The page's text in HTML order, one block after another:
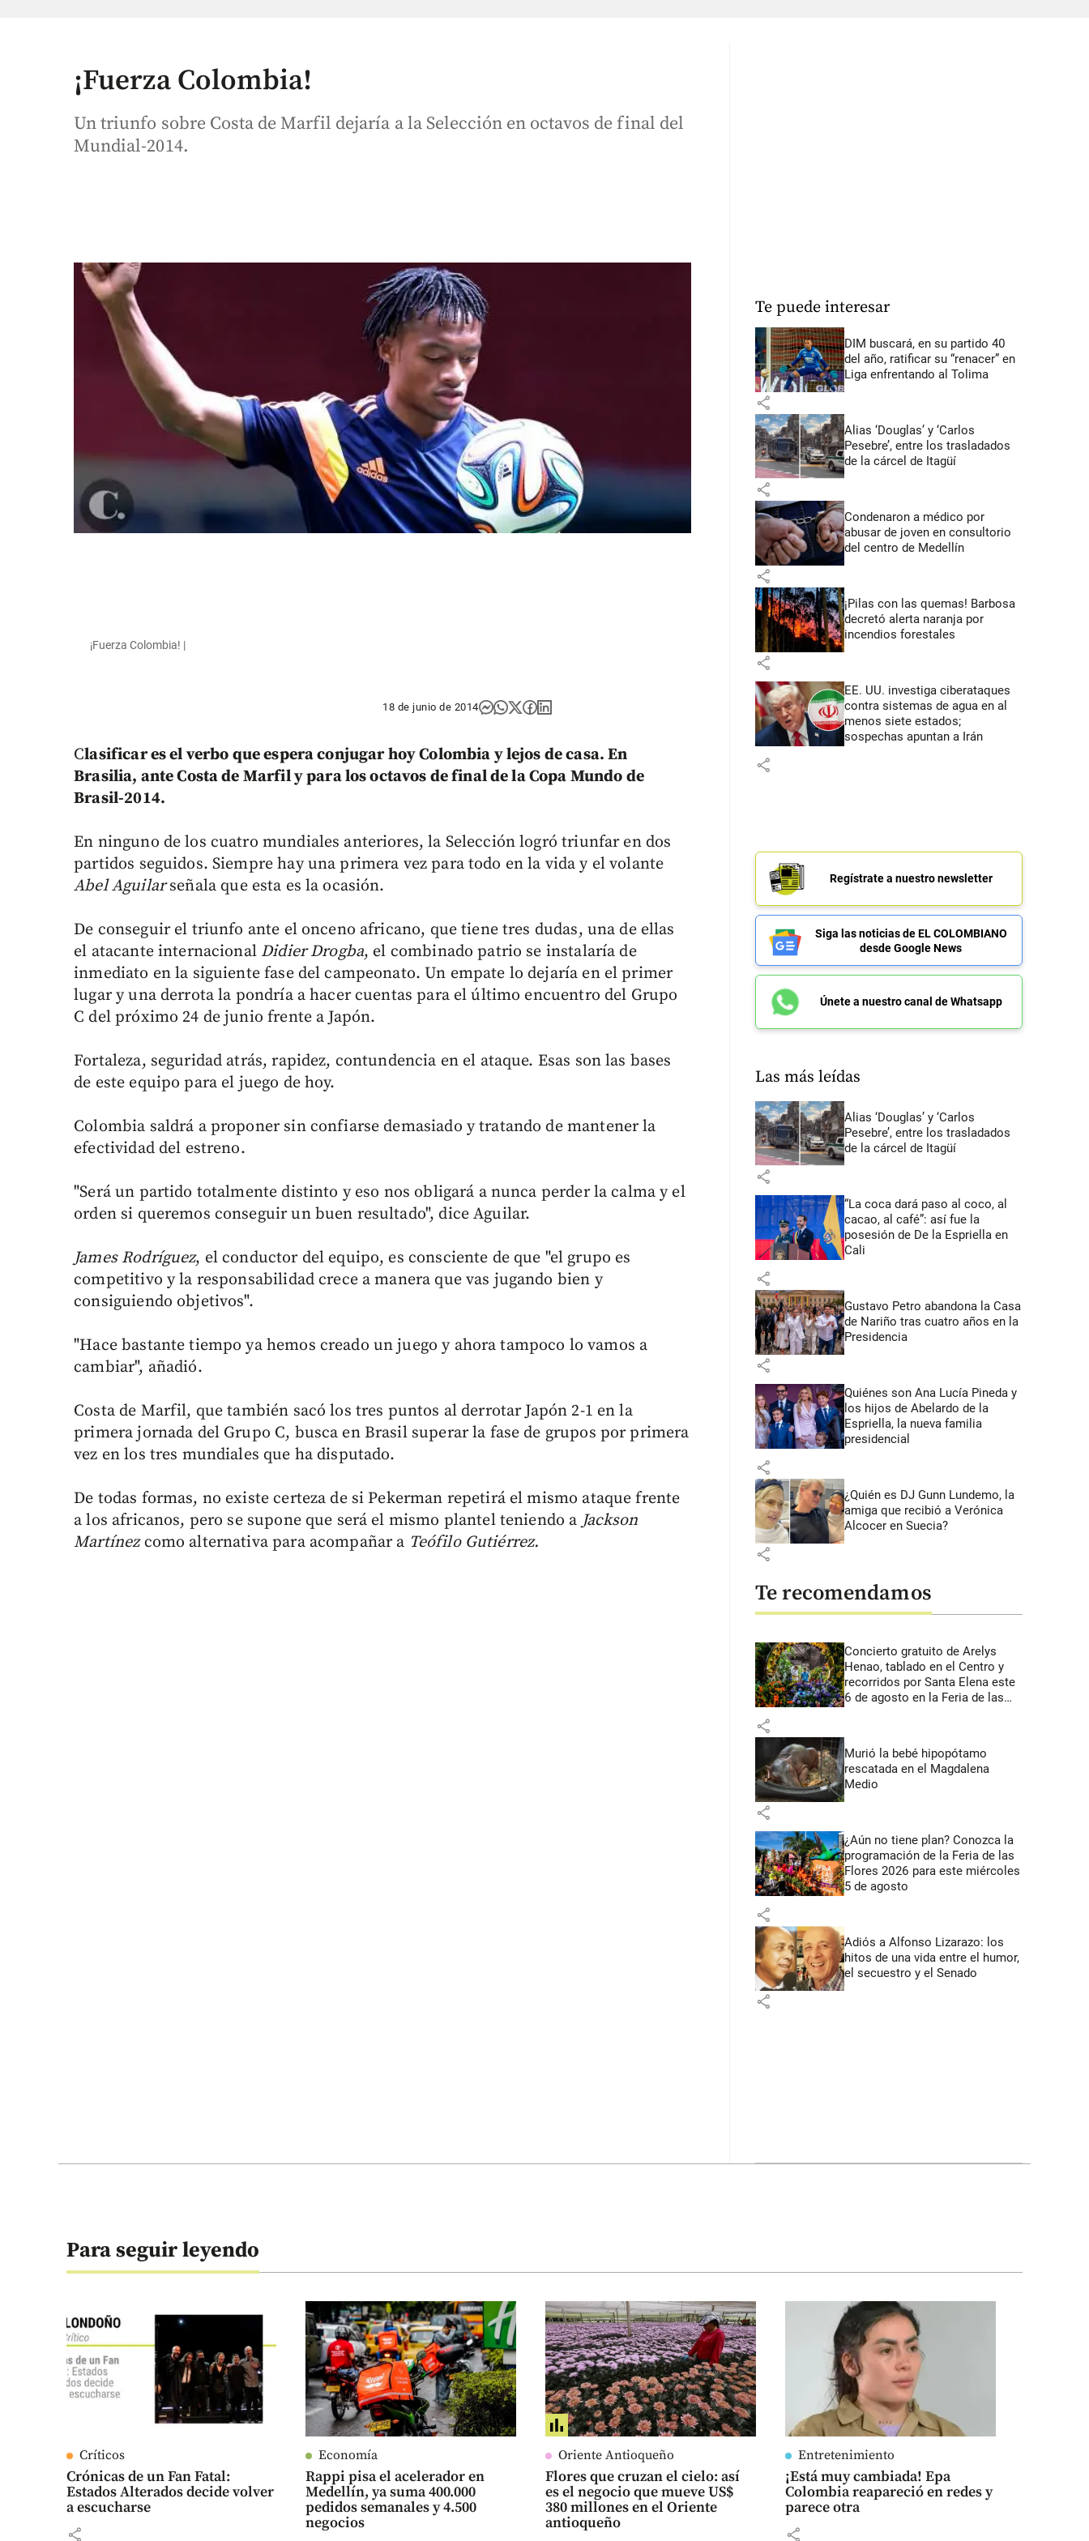
¡Fuerza Colombia!
Un triunfo sobre Costa de Marfil dejaría a la Selección en octavos de final del
Mundial-2014.
¡Fuerza Colombia! |
18 de junio de 2014
Clasificar es el verbo que espera conjugar hoy Colombia y lejos de casa. En
Brasilia, ante Costa de Marfil y para los octavos de final de la Copa Mundo de
Brasil-2014.
En ninguno de los cuatro mundiales anteriores, la Selección logró triunfar en dos
partidos seguidos. Siempre hay una primera vez para todo en la vida y el volante
Abel Aguilarseñala que esta es la ocasión.
De conseguir el triunfo ante el onceno africano, que tiene tres dudas, una de ellas
el atacante internacional Didier Drogba, el combinado patrio se instalaría de
inmediato en la siguiente fase del campeonato. Un empate lo dejaría en el primer
lugar y una derrota la pondría a hacer cuentas para el último encuentro del Grupo
C del próximo 24 de junio frente a Japón.
Fortaleza, seguridad atrás, rapidez, contundencia en el ataque. Esas son las bases
de este equipo para el juego de hoy.
Colombia saldrá a proponer sin confiarse demasiado y tratando de mantener la
efectividad del estreno.
"Será un partido totalmente distinto y eso nos obligará a nunca perder la calma y el
orden si queremos conseguir un buen resultado", dice Aguilar.
James Rodríguez, el conductor del equipo, es consciente de que "el grupo es
competitivo y la responsabilidad crece a manera que vas jugando bien y
consiguiendo objetivos".
"Hace bastante tiempo ya hemos creado un juego y ahora tampoco lo vamos a
cambiar", añadió.
Costa de Marfil, que también sacó los tres puntos al derrotar Japón 2-1 en la
primera jornada del Grupo C, busca en Brasil superar la fase de grupos por primera
vez en los tres mundiales que ha disputado.
De todas formas, no existe certeza de si Pekerman repetirá el mismo ataque frente
a los africanos, pero se supone que será el mismo plantel teniendo aJackson
Martínezcomo alternativa para acompañar a Teófilo Gutiérrez.
Te puede interesar
DIM buscará, en su partido 40
del año, ratificar su “renacer” en
Liga enfrentando al Tolima
share
Alias ‘Douglas’ y ‘Carlos
Pesebre’, entre los trasladados
de la cárcel de Itagüí
share
Condenaron a médico por
abusar de joven en consultorio
del centro de Medellín
share
¡Pilas con las quemas! Barbosa
decretó alerta naranja por
incendios forestales
share
EE. UU. investiga ciberataques
contra sistemas de agua en al
menos siete estados;
sospechas apuntan a Irán
share
Regístrate a nuestro newsletter
Siga las noticias de EL COLOMBIANO
desde Google News
Únete a nuestro canal de Whatsapp
Las más leídas
Alias ‘Douglas’ y ‘Carlos
Pesebre’, entre los trasladados
de la cárcel de Itagüí
share
“La coca dará paso al coco, al
cacao, al café”: así fue la
posesión de De la Espriella en
Cali
share
Gustavo Petro abandona la Casa
de Nariño tras cuatro años en la
Presidencia
share
Quiénes son Ana Lucía Pineda y
los hijos de Abelardo de la
Espriella, la nueva familia
presidencial
share
¿Quién es DJ Gunn Lundemo, la
amiga que recibió a Verónica
Alcocer en Suecia?
share
Te recomendamos
Concierto gratuito de Arelys
Henao, tablado en el Centro y
recorridos por Santa Elena este
6 de agosto en la Feria de las
share
Murió la bebé hipopótamo
rescatada en el Magdalena
Medio
share
¿Aún no tiene plan? Conozca la
programación de la Feria de las
Flores 2026 para este miércoles
5 de agosto
share
Adiós a Alfonso Lizarazo: los
hitos de una vida entre el humor,
el secuestro y el Senado
share
Para seguir leyendo
Críticos
Crónicas de un Fan Fatal:
Estados Alterados decide volver
a escucharse
share
Economía
Rappi pisa el acelerador en
Medellín, ya suma 400.000
pedidos semanales y 4.500
negocios
Oriente Antioqueño
Flores que cruzan el cielo: así
es el negocio que mueve US$
380 millones en el Oriente
antioqueño
Entretenimiento
¡Está muy cambiada! Epa
Colombia reapareció en redes y
parece otra
share